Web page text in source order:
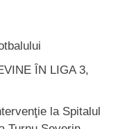
ÎN LIGA 3,
la Spitalul